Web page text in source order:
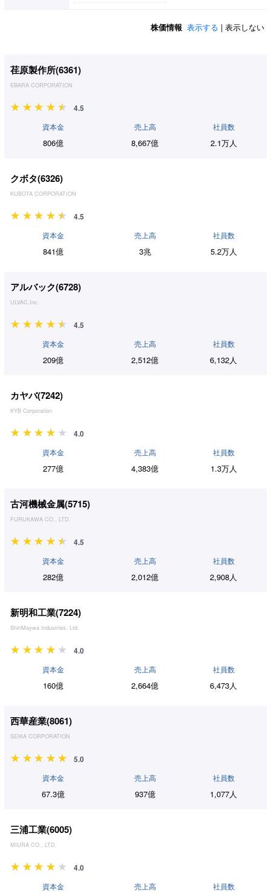
株価情報 表示する | 表示しない
荏原製作所(6361)
EBARA CORPORATION
4.5
資本金
806億
売上高
8,667億
社員数
2.1万人
クボタ(6326)
KUBOTA CORPORATION
4.5
資本金
841億
売上高
3兆
社員数
5.2万人
アルバック(6728)
ULVAC,Inc.
4.5
資本金
209億
売上高
2,512億
社員数
6,132人
カヤバ(7242)
KYB Corporation
4.0
資本金
277億
売上高
4,383億
社員数
1.3万人
古河機械金属(5715)
FURUKAWA CO., LTD.
4.5
資本金
282億
売上高
2,012億
社員数
2,908人
新明和工業(7224)
ShinMaywa Industries, Ltd.
4.0
資本金
160億
売上高
2,664億
社員数
6,473人
西華産業(8061)
SEIKA CORPORATION
5.0
資本金
67.3億
売上高
937億
社員数
1,077人
三浦工業(6005)
MIURA CO., LTD.
4.0
資本金 売上高 社員数